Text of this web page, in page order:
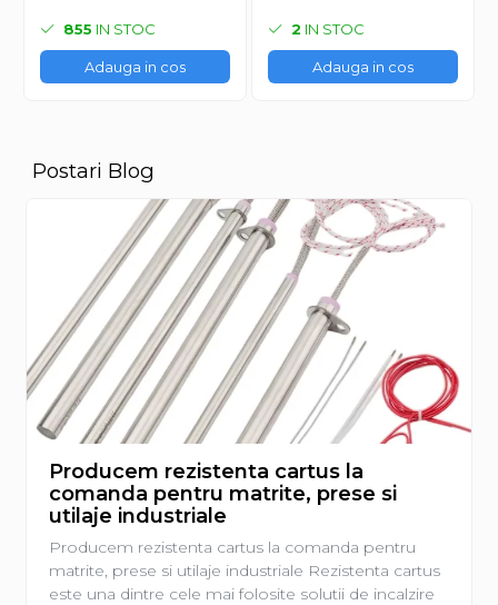
855 IN STOC
Adauga in cos
2 IN STOC
Adauga in cos
Postari Blog
Producem rezistenta cartus la
comanda pentru matrite, prese si
utilaje industriale
Producem rezistenta cartus la comanda pentru
matrite, prese si utilaje industriale Rezistenta cartus
este una dintre cele mai folosite solutii de incalzire